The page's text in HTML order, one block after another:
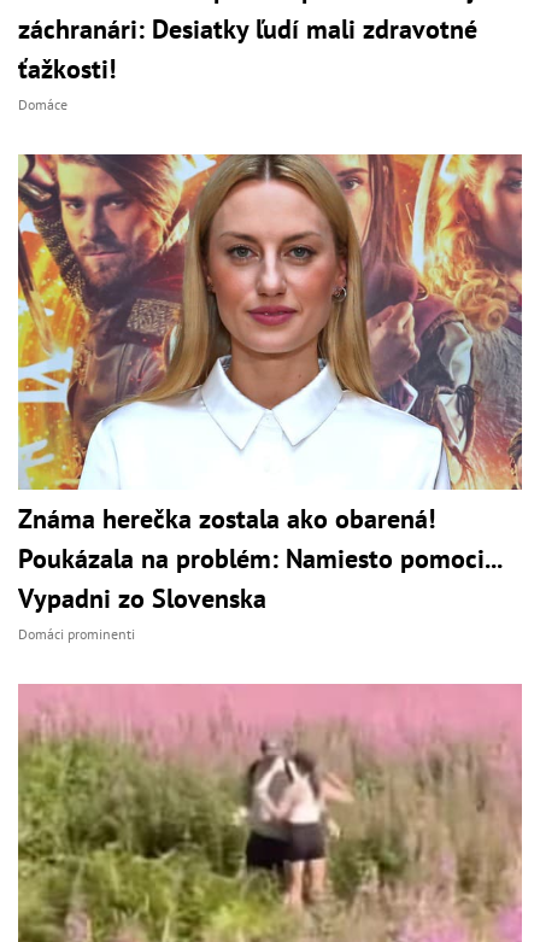
záchranári: Desiatky ľudí mali zdravotné
ťažkosti!
Domáce
Známa herečka zostala ako obarená!
Poukázala na problém: Namiesto pomoci...
Vypadni zo Slovenska
Domáci prominenti